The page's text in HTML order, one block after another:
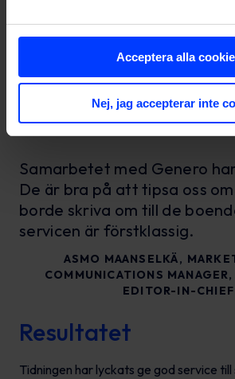
Acceptera alla
Nej, jag accepterar inte
arbetsmetoder från båda sidor. Avain
stark konsumentinsikt om boende,
populärmedia. Ett exempel på detta
chefredaktör är rådgivare till
Samarbetet med Genero
De är bra på att tipsa oss
borde skriva om till de
servicen är förstklassig.
ASMO MAANSELKÄ,
COMMUNICATIONS
EDITOR-IN-CHIEF
Resultatet
Tidningen har lyckats ge god service till